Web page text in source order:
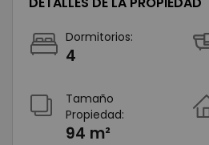
Dormitorios:
4
Tamaño
Propiedad:
94 m²